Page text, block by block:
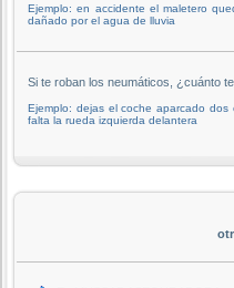
Ejemplo: en accidente el maletero
dañado por el agua de lluvia
Si te roban los neumáticos, ¿cuánto
Ejemplo: dejas el coche aparcado
falta la rueda izquierda delantera